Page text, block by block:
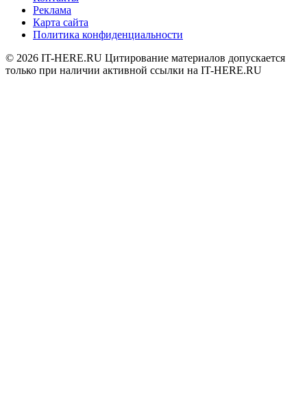
Реклама
Карта сайта
Политика конфиденциальности
© 2026 IT-HERE.RU Цитирование материалов допускается
только при наличии активной ссылки на IT-HERE.RU